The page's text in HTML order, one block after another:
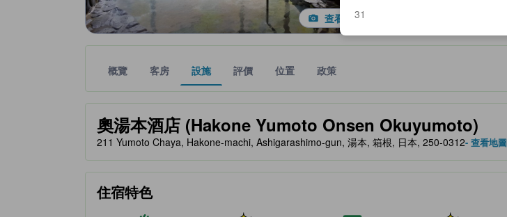
31
查看全部照片
概覽 客房 設施 評價 位置 政策
奧湯本酒店 (Hakone Yumoto Onsen Okuyumoto)
tooltip
金星評級由夥伴網站提供，反映住客對舒適度及設施服務等的預期。
211 Yumoto Chaya, Hakone-machi, Ashigarashimo-gun, 湯本, 箱根, 日本, 250-0312- 查看地圖
住宿特色